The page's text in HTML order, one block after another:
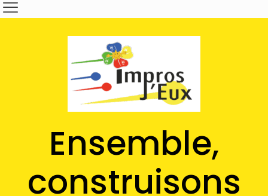
Ensemble,
construisons